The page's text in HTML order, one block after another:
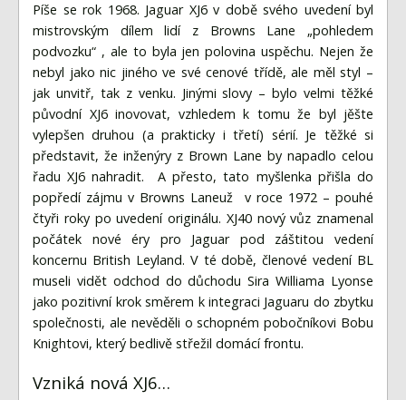
Fórum
Videa
Kontakt
Píše se rok 1968. Jaguar XJ6 v době svého uvedení byl
mistrovským dílem lidí z Browns Lane „pohledem
podvozku“ , ale to byla jen polovina uspěchu. Nejen že
nebyl jako nic jiného ve své cenové třídě, ale měl styl –
jak unvitř, tak z venku. Jinými slovy – bylo velmi těžké
původní XJ6 inovovat, vzhledem k tomu že byl jěšte
vylepšen druhou (a prakticky i třetí) sérií. Je těžké si
představit, že inženýry z Brown Lane by napadlo celou
řadu XJ6 nahradit. A přesto, tato myšlenka přišla do
popředí zájmu v Browns Laneuž v roce 1972 – pouhé
čtyři roky po uvedení originálu. XJ40 nový vůz znamenal
počátek nové éry pro Jaguar pod záštitou vedení
koncernu British Leyland. V té době, členové vedení BL
museli vidět odchod do důchodu Sira Williama Lyonse
jako pozitivní krok směrem k integraci Jaguaru do zbytku
společnosti, ale nevěděli o schopném pobočníkovi Bobu
Knightovi, který bedlivě střežil domácí frontu.
Vzniká nová XJ6…